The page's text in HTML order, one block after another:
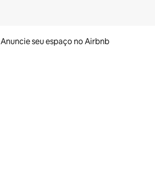
Anuncie seu espaço no Airbnb